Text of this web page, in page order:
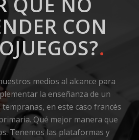
CON
.
medios al alcance para
la enseñanza de un
tempranas, en este caso francés
Qué mejor manera que
Tenemos las plataformas y